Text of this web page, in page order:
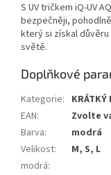
S UV tričkem iQ-UV
bezpečněji,
který si získal
světě.
Doplňkové
Kategorie: KRÁTKÝ
EAN:
Zvolte
Barva:
modrá
Velikost:
M, S, L
modrá: